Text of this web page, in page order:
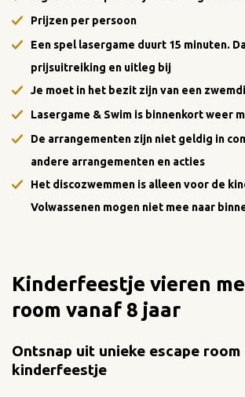
Prijzen per persoon
Een spel lasergame duurt 15 minuten.
prijsuitreiking en uitleg bij
Je moet in het bezit zijn van een
Lasergame & Swim is binnenkort weer
De arrangementen zijn niet geldig in
andere arrangementen en acties
Het discozwemmen is alleen voor de
Volwassenen mogen niet mee naar
Kinderfeestje vieren
room vanaf 8 jaar
Ontsnap uit unieke escape
kinderfeestje